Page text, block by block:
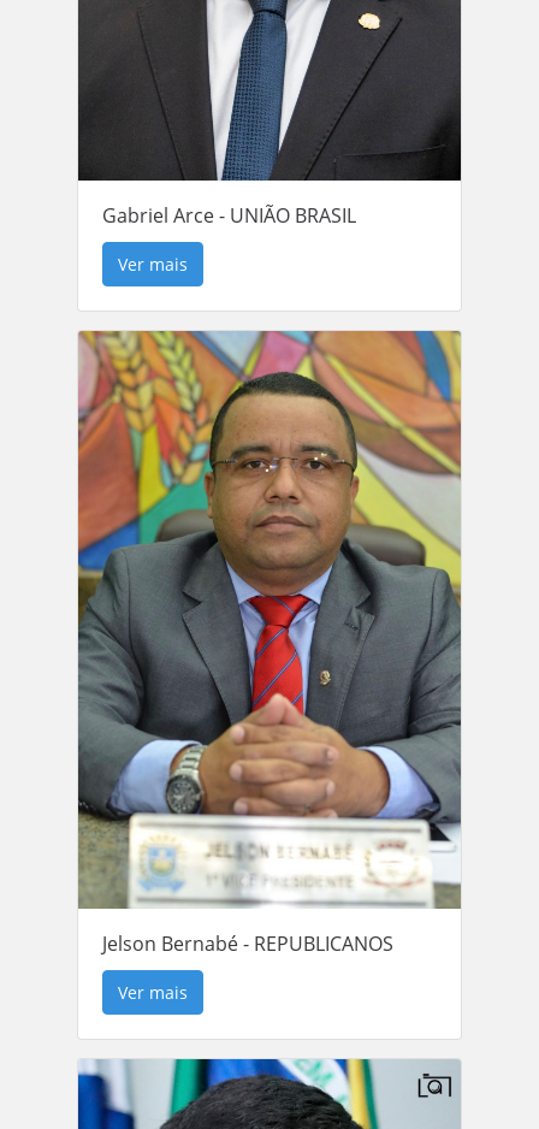
Gabriel Arce - UNIÃO BRASIL
Ver mais
Jelson Bernabé - REPUBLICANOS
Ver mais